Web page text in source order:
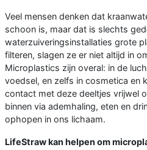
Veel mensen denken dat
schoon is, maar dat is slechts
waterzuiveringsinstallaties grote
filteren, slagen ze er niet altijd in
Microplastics zijn overal: in de
voedsel, en zelfs in cosmetica en
contact met deze deeltjes vrijwel
binnen via ademhaling, eten en
ophopen in ons lichaam.
LifeStraw kan helpen om